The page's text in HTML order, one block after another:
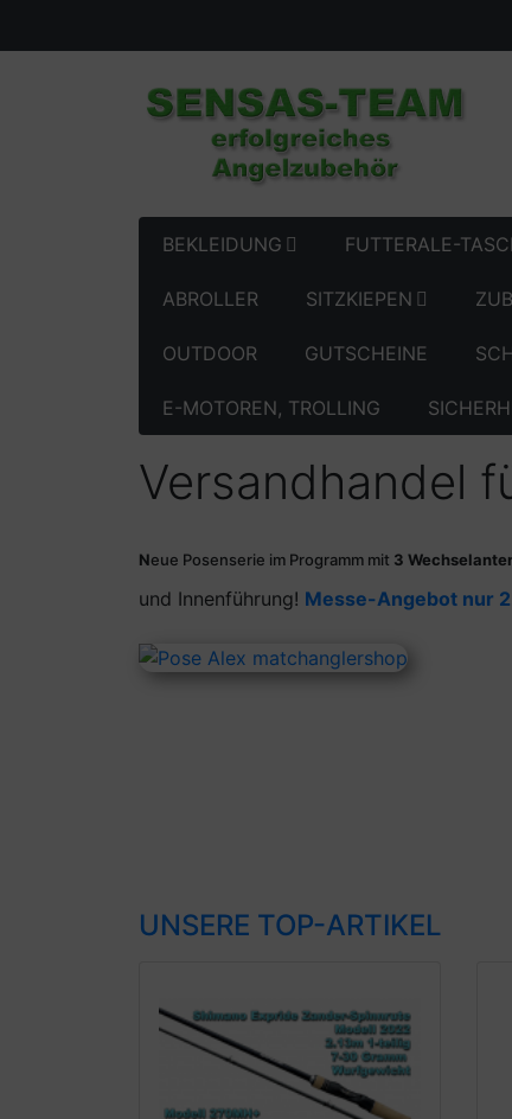
BEKLEIDUNG FUTTERALE-
ABROLLER SITZKIEPEN
OUTDOOR GUTSCHEINE
E-MOTOREN, TROLLING
Versandhandel
Neue Posenserie im Programm mit 3
und Innenführung! Messe-Angebot nur
UNSERE TOP-ARTIKEL